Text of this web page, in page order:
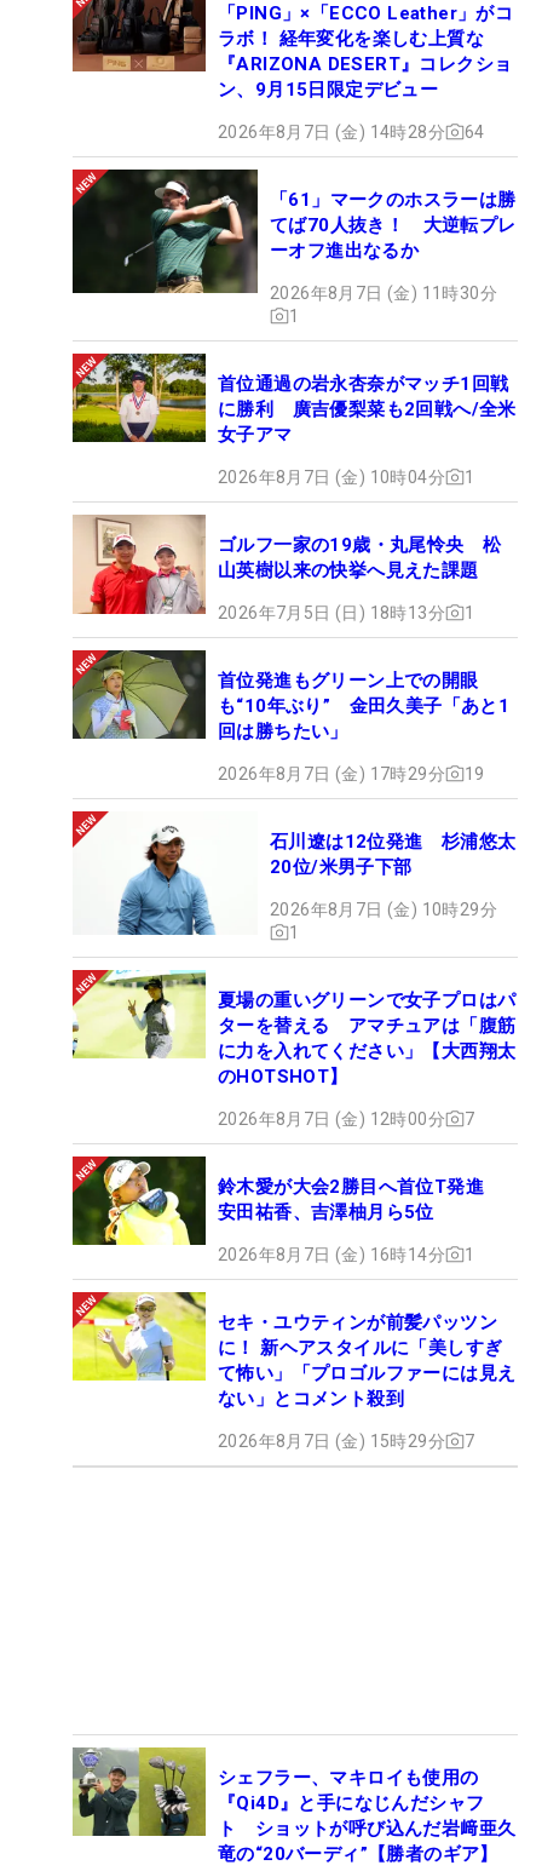
「PING」×「ECCO Leather」がコ
ラボ！ 経年変化を楽しむ上質な
『ARIZONA DESERT』コレクショ
ン、9月15日限定デビュー
2026年8月7日 (金) 14時28分 64
「61」マークのホスラーは勝
てば70人抜き！ 大逆転プレ
ーオフ進出なるか
2026年8月7日 (金) 11時30分
1
首位通過の岩永杏奈がマッチ1回戦
に勝利 廣吉優梨菜も2回戦へ/全米
女子アマ
2026年8月7日 (金) 10時04分 1
ゴルフ一家の19歳・丸尾怜央 松
山英樹以来の快挙へ見えた課題
2026年7月5日 (日) 18時13分 1
首位発進もグリーン上での開眼
も“10年ぶり” 金田久美子「あと1
回は勝ちたい」
2026年8月7日 (金) 17時29分 19
石川遼は12位発進 杉浦悠太
20位/米男子下部
2026年8月7日 (金) 10時29分
1
夏場の重いグリーンで女子プロはパ
ターを替える アマチュアは「腹筋
に力を入れてください」【大西翔太
のHOTSHOT】
2026年8月7日 (金) 12時00分 7
鈴木愛が大会2勝目へ首位T発進
安田祐香、吉澤柚月ら5位
2026年8月7日 (金) 16時14分 1
セキ・ユウティンが前髪パッツン
に！ 新ヘアスタイルに「美しすぎ
て怖い」「プロゴルファーには見え
ない」とコメント殺到
2026年8月7日 (金) 15時29分 7
シェフラー、マキロイも使用の
『Qi4D』と手になじんだシャフ
ト ショットが呼び込んだ岩﨑亜久
竜の“20バーディ”【勝者のギア】